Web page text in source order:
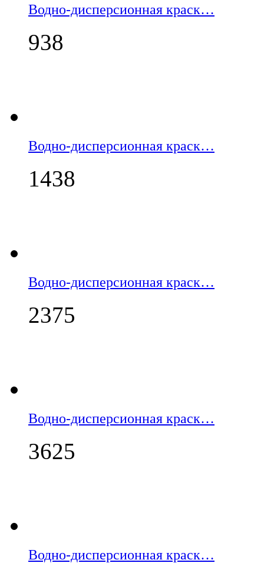
Водно-дисперсионная краск…
938
Водно-дисперсионная краск…
1438
Водно-дисперсионная краск…
2375
Водно-дисперсионная краск…
3625
Водно-дисперсионная краск…